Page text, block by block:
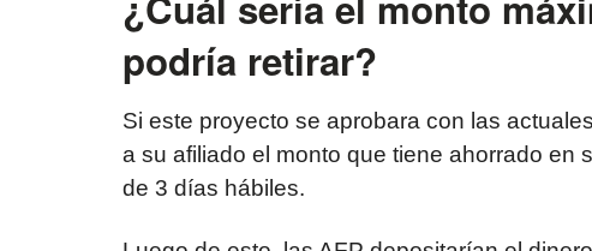
podría retirar?
Si este proyecto se aprobara con las
a su afiliado el monto que tiene ahorrado en
de 3 días hábiles.